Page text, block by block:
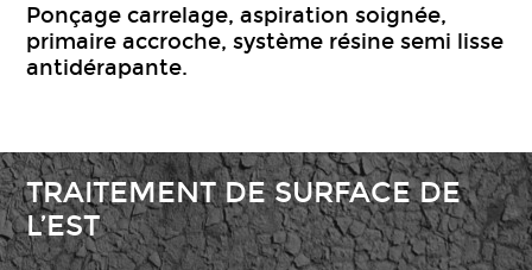
Ponçage carrelage, aspiration soignée,
primaire accroche, système résine semi lisse
antidérapante.
TRAITEMENT DE SURFACE DE
L’EST